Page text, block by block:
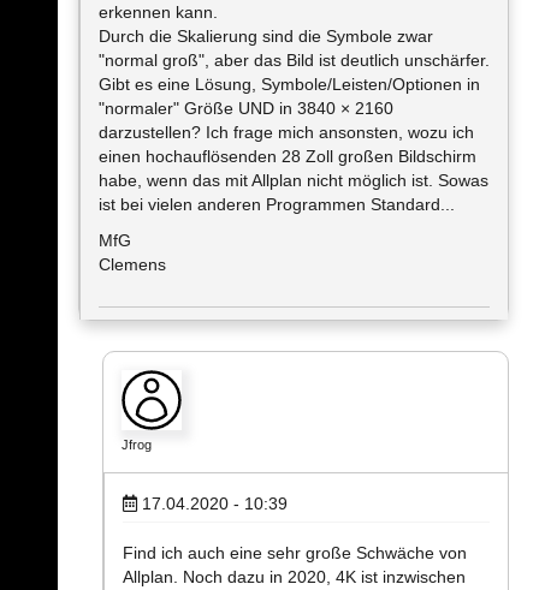
erkennen kann.
Durch die Skalierung sind die Symbole zwar
"normal groß", aber das Bild ist deutlich unschärfer.
Gibt es eine Lösung, Symbole/Leisten/Optionen in
"normaler" Größe UND in 3840 × 2160
darzustellen? Ich frage mich ansonsten, wozu ich
einen hochauflösenden 28 Zoll großen Bildschirm
habe, wenn das mit Allplan nicht möglich ist. Sowas
ist bei vielen anderen Programmen Standard...
MfG
Clemens
Jfrog
17.04.2020 - 10:39
Find ich auch eine sehr große Schwäche von
Allplan. Noch dazu in 2020, 4K ist inzwischen